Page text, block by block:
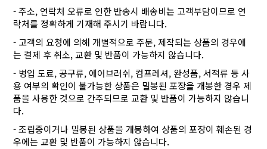
- 주소, 연락처 오류로 인한 반송시 배송비는 고객부담이므로 연
락처를 정확하게 기재해 주시기 바랍니다.
- 고객의 요청에 의해 개별적으로 주문, 제작되는 상품의 경우에
는 결제 후 취소, 교환 및 반품이 가능하지 않습니다.
- 병입 도료, 공구류, 에어브러쉬, 컴프레셔, 완성품, 서적류 등 사
용 여부의 확인이 불가능한 상품은 밀봉된 포장을 개봉한 경우 제
품을 사용한 것으로 간주되므로 교환 및 반품이 가능하지 않습니
다.
- 조립중이거나 밀봉된 상품을 개봉하여 상품의 포장이 훼손된 경
우에는 교환 및 반품이 가능하지 않습니다.